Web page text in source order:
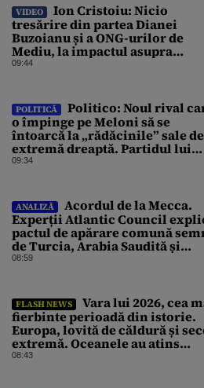
VIDEO
Ion Cristoiu: Nicio
tresărire din partea Dianei
Buzoianu și a ONG-urilor de
Mediu, la impactul asupra
Mediului al Operațiunii de pe
09:44
POLITICĂ
Politico: Noul rival
o împinge pe Meloni să se
întoarcă la „rădăcinile” sale de
extremă dreaptă. Partidul lui
Vannacci a trecut de 7% în
09:34
ANALIZĂ
Acordul de la Mecca.
Experții Atlantic Council
pactul de apărare comună
de Turcia, Arabia Saudită și
Pakistan
08:59
FLASH NEWS
Vara lui 2026, cea
fierbinte perioadă din istorie.
Europa, lovită de căldură și
extremă. Oceanele au atins
temperaturi record
08:43